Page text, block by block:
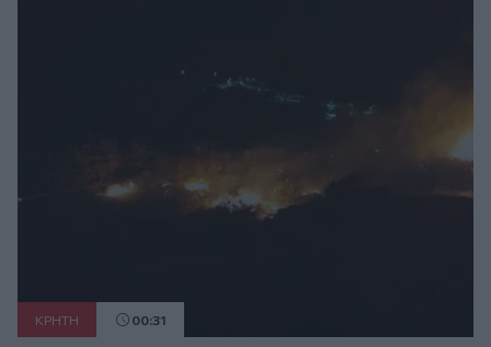
ΚΡΗΤΗ 00:31